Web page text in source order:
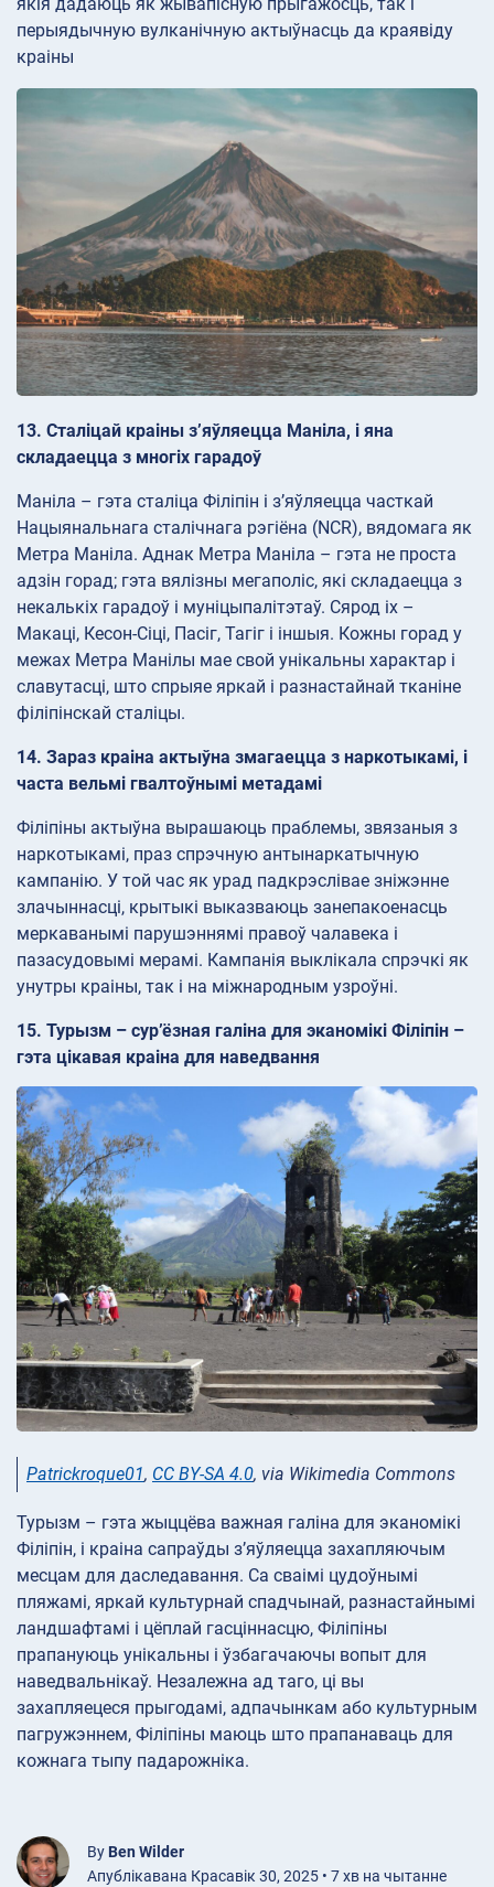
якія дадаюць як жывапісную прыгажосць, так і
перыядычную вулканічную актыўнасць да краявіду
краіны
13. Сталіцай краіны з’яўляецца Маніла, і яна
складаецца з многіх гарадоў
Маніла – гэта сталіца Філіпін і з’яўляецца часткай
Нацыянальнага сталічнага рэгіёна (NCR), вядомага як
Метра Маніла. Аднак Метра Маніла – гэта не проста
адзін горад; гэта вялізны мегаполіс, які складаецца з
некалькіх гарадоў і муніцыпалітэтаў. Сярод іх –
Макаці, Кесон-Сіці, Пасіг, Тагіг і іншыя. Кожны горад у
межах Метра Манілы мае свой унікальны характар і
славутасці, што спрыяе яркай і разнастайнай тканіне
філіпінскай сталіцы.
14. Зараз краіна актыўна змагаецца з наркотыкамі, і
часта вельмі гвалтоўнымі метадамі
Філіпіны актыўна вырашаюць праблемы, звязаныя з
наркотыкамі, праз спрэчную антынаркатычную
кампанію. У той час як урад падкрэслівае зніжэнне
злачыннасці, крытыкі выказваюць занепакоенасць
меркаванымі парушэннямі правоў чалавека і
пазасудовымі мерамі. Кампанія выклікала спрэчкі як
унутры краіны, так і на міжнародным узроўні.
15. Турызм – сур’ёзная галіна для эканомікі Філіпін –
гэта цікавая краіна для наведвання
Patrickroque01, CC BY-SA 4.0, via Wikimedia Commons
Турызм – гэта жыццёва важная галіна для эканомікі
Філіпін, і краіна сапраўды з’яўляецца захапляючым
месцам для даследавання. Са сваімі цудоўнымі
пляжамі, яркай культурнай спадчынай, разнастайнымі
ландшафтамі і цёплай гасціннасцю, Філіпіны
прапануюць унікальны і ўзбагачаючы вопыт для
наведвальнікаў. Незалежна ад таго, ці вы
захапляецеся прыгодамі, адпачынкам або культурным
пагружэннем, Філіпіны маюць што прапанаваць для
кожнага тыпу падарожніка.
By Ben Wilder
Апублікавана Красавік 30, 2025 • 7 хв на чытанне